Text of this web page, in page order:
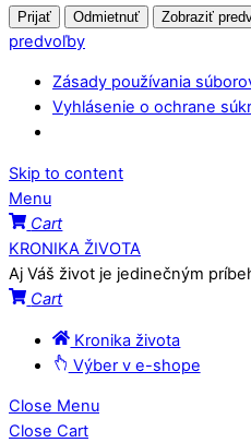
Prijať Odmietnuť Zobraziť
predvoľby
Zásady používania
Vyhlásenie o ochrane
Skip to content
Menu
Cart
KRONIKA ŽIVOTA
Aj Váš život je jedinečným
Cart
Kronika života
Výber v e-shope
Close Menu
Close Cart